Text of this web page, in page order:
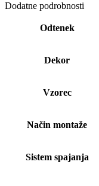
Dodatne podrobnosti
Odtenek
Dekor
Vzorec
Način montaže
Sistem spajanja